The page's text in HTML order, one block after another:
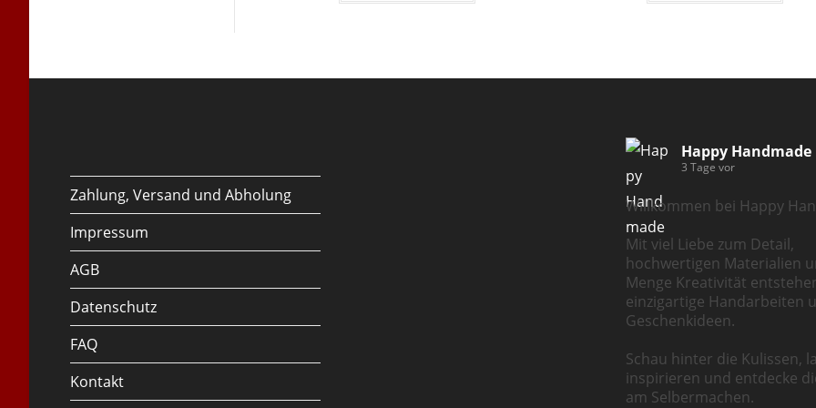
Zahlung, Versand und Abholung
Impressum
AGB
Datenschutz
FAQ
Kontakt
Happy Handmade
3 Tage vor
Willkommen bei Happy
Mit viel Liebe zum Detail,
hochwertigen Materialien
Menge Kreativität
einzigartige Handarbeiten
Geschenkideen.
Schau hinter die Kulissen,
inspirieren und entdecke
am Selbermachen.